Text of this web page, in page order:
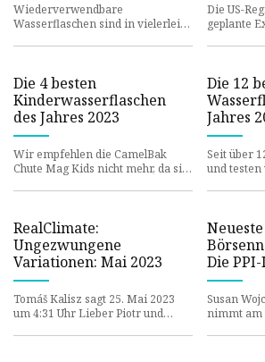
Wiederverwendbare
Wasserflaschen sind in vielerlei
Die US-
geplante
Die 4 besten
Kinderwasserflaschen
des Jahres 2023
Wir empfehlen die CamelBak
Chute Mag Kids nicht mehr, da sie
Die 12
Jahres
getestet
Seit über
und
RealClimate:
Ungezwungene
Variationen: Mai 2023
Tomáš Kalisz sagt 25. Mai 2023
um 4:31 Uhr Lieber Piotr und
Neueste
Die
Aktien
Susan
nimmt am